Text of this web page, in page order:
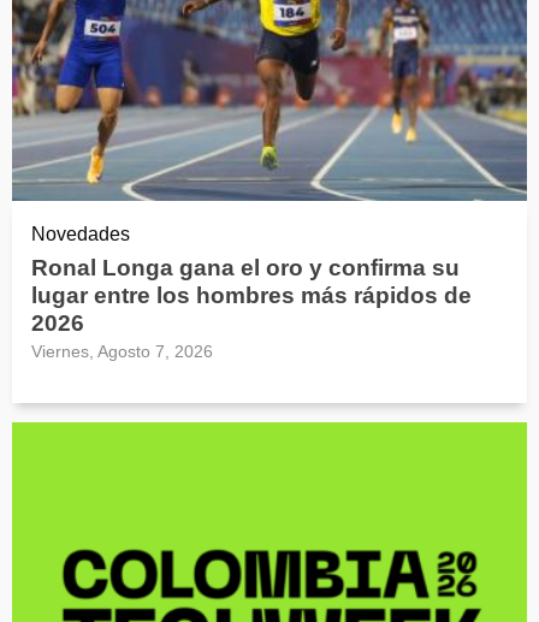
Novedades
Ronal Longa gana el oro y confirma su
lugar entre los hombres más rápidos de
2026
Viernes, Agosto 7, 2026